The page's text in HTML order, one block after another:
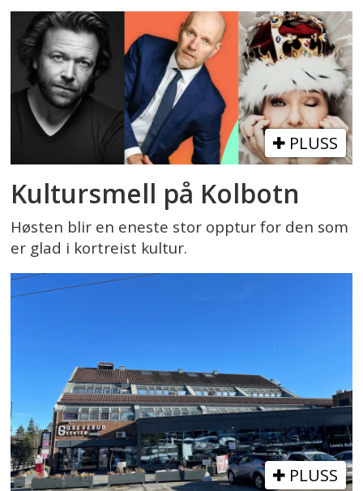
PLUSS
Kultursmell på Kolbotn
Høsten blir en eneste stor opptur for den som
er glad i kortreist kultur.
PLUSS